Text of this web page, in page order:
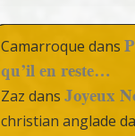
Camarroque dans
qu’il en reste…
Zaz dansJoyeux
christian anglade